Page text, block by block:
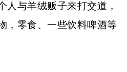
人与羊绒贩子来打交道，
，零食、一些饮料啤酒等